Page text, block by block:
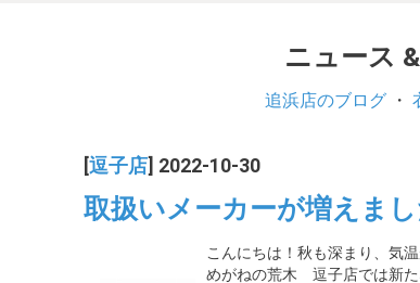
ニュース
追浜店のブログ ・
逗子店 ] 2022-10-30
取扱いメーカーが増えまし
こんにちは！秋も深まり、気
めがねの荒木 逗子店では新た